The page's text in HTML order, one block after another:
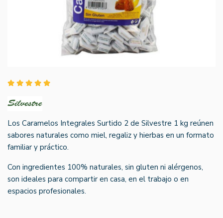
Los Caramelos Integrales Surtido 2 de Silvestre 1 kg reúnen
sabores naturales como miel, regaliz y hierbas en un formato
familiar y práctico.
Con ingredientes 100% naturales, sin gluten ni alérgenos,
son ideales para compartir en casa, en el trabajo o en
espacios profesionales.